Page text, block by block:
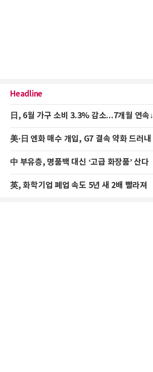
Headline
日, 6월 가구 소비 3.3% 감소...7개월 연속↓
美·日 엔화 매수 개입, G7 결속 약화 드러내
中 부유층, 명품백 대신 ‘고급 화장품’ 산다
英, 화학기업 폐업 속도 5년 새 2배 빨라져